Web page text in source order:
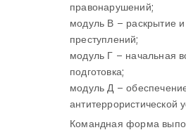
правонарушений;
модуль В – раскрытие
преступлений;
модуль Г – начальная
подготовка;
модуль Д –
антитеррористической
Командная форма